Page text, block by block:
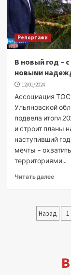
Репортажи
В новый год – с
новыми
12/01/2024
Ассоциация ТОС
Ульяновской
подвела итоги
и строит планы
наступивший
мечты – охватить
территориями...
Читать далее
Назад 1